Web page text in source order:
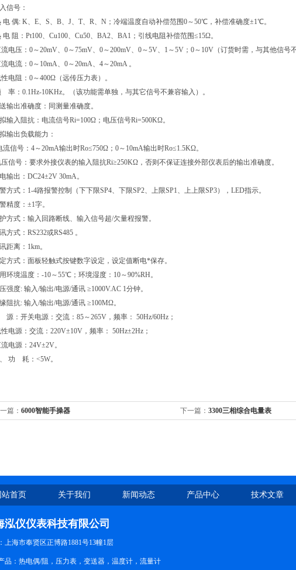
信号：
电 偶: K、E、S、B、J、T、R、N；冷端温度自动补偿范围0～50℃，补偿准确度±1℃。
电 阻：Pt100、Cu100、Cu50、BA2、BA1；引线电阻补偿范围≤15Ω。
电压：0～20mV、0～75mV、0～200mV、0～5V、1～5V；0～10V（订货时需，与其他信号
电流：0～10mA、0～20mA、4～20mA 。
电阻：0～400Ω（远传压力表）。
率：0.1Hz-10KHz。（该功能需单独，与其
输出准确度：同测量准确度。
输入阻抗：电流信号Ri=100Ω；电压信号Ri=500KΩ。
输出负载能力：
流信号：4～20mA输出时Ro≤750Ω；0～10mA输出时Ro≤1.5KΩ。
压信号：要求外接仪表的输入阻抗Ri≥250KΩ，否则不保证连接外部仪表后的输出准确度。
输出：DC24±2V 30mA。
方式：1-4路报警控制（下下限SP4、下限SP2、上限SP1、上上限SP3），LED指示。
精度：±1字。
方式：输入回路断线、输入信号超/欠量程报警。
讯方式：RS232或RS485 。
距离：1km。
方式：面板轻触式按键数字设定，设定值断电*保存。
环境温度：-10～55℃；环境湿度：10～90%RH。
强度: 输入/输出/电源/通讯 ≥1000V.AC 1分钟。
阻抗: 输入/输出/电源/通讯 ≥100MΩ。
源：开关电源：交流：85～265V，频率： 50Hz/60Hz；
电源：交流：220V±10V，频率： 50Hz±2Hz；
电源：24V±2V。
功 耗：<5W。
篇： 6000智能手操器 下一篇： 3300三相综合电量表
站首页 关于我们 新闻动态 产品中心 技术文章
泓仪仪表科技有限公司
上海市奉贤区正博路1881号13幢1层
品：热电偶/阻，压力表，变送器，温度计，流量计